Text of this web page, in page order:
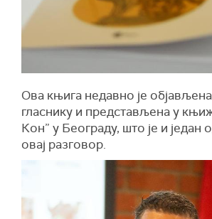
Ова књига недавно је
гласнику и представљена у
Кон” у Београду, што је и један
овај разговор.